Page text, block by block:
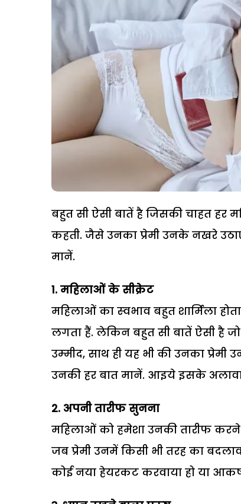
बहुत सी ऐसी बातें है जिसकी चाहत हर
कहती. जैसे उनका प्रेमी उनके नखरे
मानें.
1. महिलाओं के सीक्रेट
महिलाओं का स्‍वभाव बहुत शार्मिला
लगता हैं. लेकिन बहुत सी बातें ऐसी है
उम्‍मीद, साथ ही यह भी की उनका
उनकी हर बात मानें. आइये इसके
2. अपनी तारीफ सुनना
महिलाओं को हमेशा उनकी तारीफ
जब प्रेमी उनमें किसी भी तरह का
कोई नया हेयरकट करवाया हो या